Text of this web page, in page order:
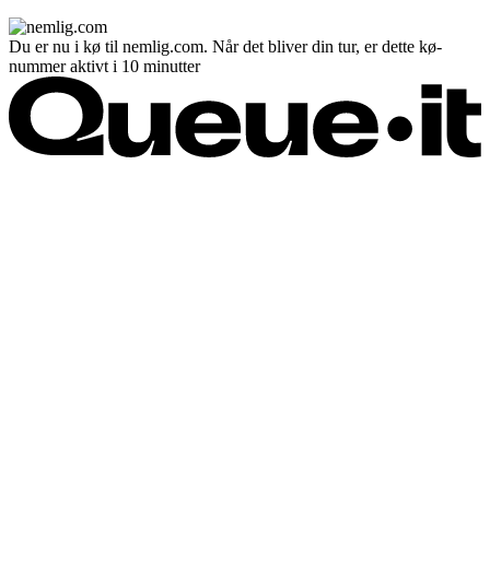
Du er nu i kø til nemlig.com. Når det bliver din tur, er dette kø-
nummer aktivt i 10 minutter